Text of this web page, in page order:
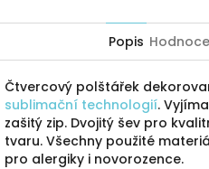
Popis
Čtvercový polštářek
sublimační technologií.
zašitý zip. Dvojitý šev pro
tvaru. Všechny použité
pro alergiky i novorozence.